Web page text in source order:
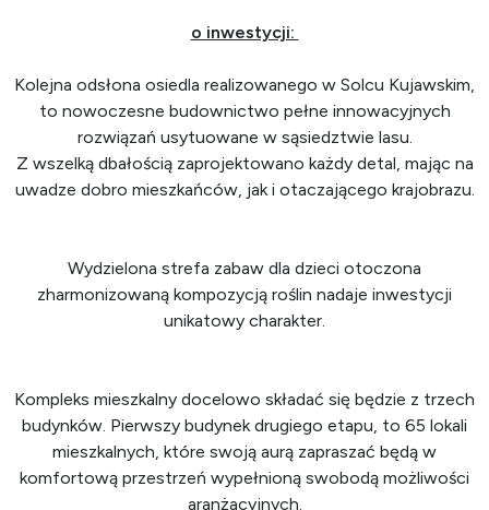
o inwestycji:
Kolejna odsłona osiedla realizowanego w Solcu Kujawskim,
to nowoczesne budownictwo pełne innowacyjnych
rozwiązań usytuowane w sąsiedztwie lasu.
Z wszelką dbałością zaprojektowano każdy detal, mając na
uwadze dobro mieszkańców, jak i otaczającego krajobrazu.
Wydzielona strefa zabaw dla dzieci otoczona
zharmonizowaną kompozycją roślin nadaje inwestycji
unikatowy charakter.
Kompleks mieszkalny docelowo składać się będzie z trzech
budynków. Pierwszy budynek drugiego etapu, to 65 lokali
mieszkalnych, które swoją aurą zapraszać będą w
komfortową przestrzeń wypełnioną swobodą możliwości
aranżacyjnych.